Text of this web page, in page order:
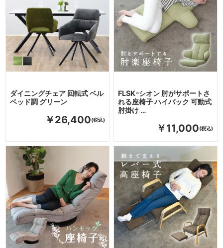
ダイニングチェア 回転式 ベル
ベッド調 グリーン
￥26,400
FLSKｰシオン 肘がサポートさ
れる座椅子 ハイバック 可動式
肘掛け …
￥11,000